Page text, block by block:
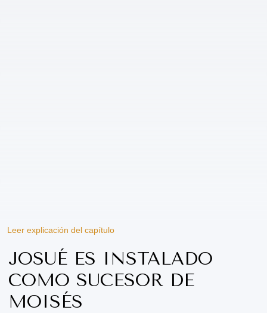
Leer explicación del capítulo
JOSUÉ ES INSTALADO
COMO SUCESOR DE
MOISÉS